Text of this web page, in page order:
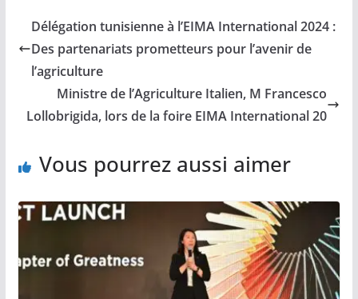
Délégation tunisienne à l’EIMA International 2024 :
Des partenariats prometteurs pour l’avenir de
l’agriculture
Ministre de l’Agriculture Italien, M Francesco
Lollobrigida, lors de la foire EIMA International 20
Vous pourrez aussi aimer